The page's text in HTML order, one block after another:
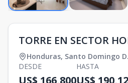
TORRE EN SECTOR
Honduras, Santo Domingo
DESDE
US$ 166,800
HASTA
US$